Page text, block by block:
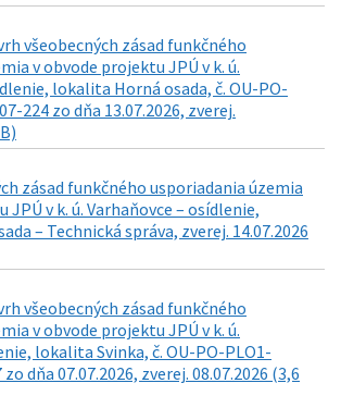
všeobecných zásad funkčného
v obvode projektu JPÚ v k. ú.
lokalita Horná osada, č. OU-PO-
224 zo dňa 13.07.2026, zverej.
zásad funkčného usporiadania územia
JPÚ v k. ú. Varhaňovce – osídlenie,
– Technická správa, zverej. 14.07.2026
všeobecných zásad funkčného
v obvode projektu JPÚ v k. ú.
lokalita Svinka, č. OU-PO-PLO1-
dňa 07.07.2026, zverej. 08.07.2026 (3,6